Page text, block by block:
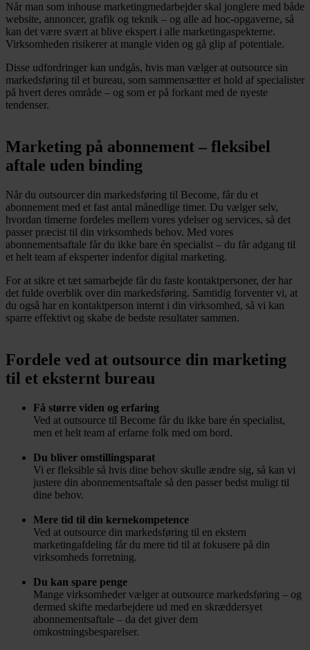
Når man som inhouse marketingmedarbejder skal jonglere med både
website, annoncer, grafik og teknik – og alle ad hoc-opgaverne, så
kan det være svært at blive ekspert i alle marketingaspekterne.
Virksomheden risikerer at mangle viden og gå glip af potentiale.
Disse udfordringer kan undgås, hvis man vælger at outsource sin
markedsføring til et bureau, som sammensætter et hold af specialister
på hvert deres område – og som er på forkant med de nyeste
tendenser.
Marketing på abonnement – fleksibel
aftale uden binding
Når du outsourcer din markedsføring til Become, får du et
abonnement med et fast antal månedlige timer. Du vælger selv,
hvordan timerne fordeles mellem vores ydelser og services, så det
passer præcist til din virksomheds behov. Med vores
abonnementsaftale får du ikke bare én specialist – du får adgang til
et helt team af eksperter indenfor digital marketing.
For at sikre et tæt samarbejde får du faste kontaktpersoner, der har
det fulde overblik over din markedsføring. Samtidig forventer vi, at
du også har en kontaktperson internt i din virksomhed, så vi kan
sparre effektivt og skabe de bedste resultater sammen.
Fordele ved at outsource din marketing
til et eksternt bureau
Få større viden og erfaring
Ved at outsource til Become får du ikke bare én specialist,
men et helt team af erfarne folk med om bord.
Du bliver omstillingsparat
Vi er fleksible så hvis dine behov skulle ændre sig, så kan vi
justere din abonnementsaftale så den passer bedst muligt til
dine behov.
Mere tid til din kernekompetence
Ved at outsource din markedsføring til en ekstern
marketingafdeling får du mere tid til at fokusere på din
virksomheds forretning.
Du kan spare penge
Mange virksomheder vælger at outsource markedsføring – og
dermed skifte medarbejdere ud med en skræddersyet
abonnementsaftale – da det giver dem
omkostningsbesparelser.